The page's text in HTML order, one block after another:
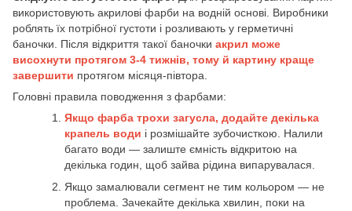
використовують акрилові фарби на водній основі. Виробники
роблять їх потрібної густоти і розливають у герметичні
баночки. Після відкриття такої баночки акрил може
висохнути протягом 3-4 тижнів, тому й картину краще
завершити протягом місяця-півтора.
Головні правила поводження з фарбами:
Якщо фарба трохи загусла, додайте декілька
крапель води і розмішайте зубочисткою. Налили
багато води — залиште ємність відкритою на
декілька годин, щоб зайва рідина випарувалася.
Якщо замалювали сегмент не тим кольором — не
проблема. Зачекайте декілька хвилин, поки на